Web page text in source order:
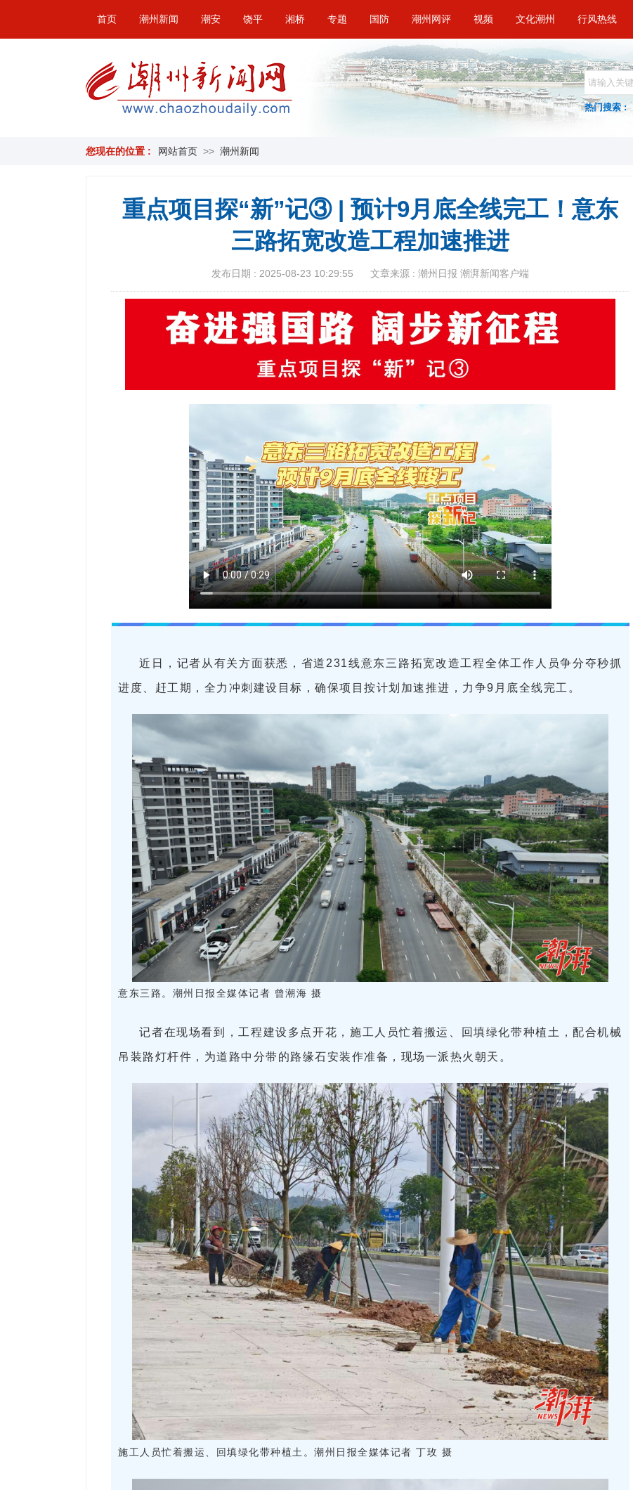
首页 潮州新闻 潮安 饶平 湘桥 专题 国防 潮州网评 视频 文化潮州 行风热线
热门搜索 :
您现在的位置 : 网站首页 >> 潮州新闻
重点项目探“新”记③ | 预计9月底全线完工！意东
三路拓宽改造工程加速推进
发布日期 : 2025-08-23 10:29:55 文章来源 : 潮州日报 潮湃新闻客户端
近日，记者从有关方面获悉，省道231线意东三路拓宽改造工程全体工作人员争分夺秒抓
进度、赶工期，全力冲刺建设目标，确保项目按计划加速推进，力争9月底全线完工。
意东三路。潮州日报全媒体记者 曾潮海 摄
记者在现场看到，工程建设多点开花，施工人员忙着搬运、回填绿化带种植土，配合机械
吊装路灯杆件，为道路中分带的路缘石安装作准备，现场一派热火朝天。
施工人员忙着搬运、回填绿化带种植土。潮州日报全媒体记者 丁玫 摄